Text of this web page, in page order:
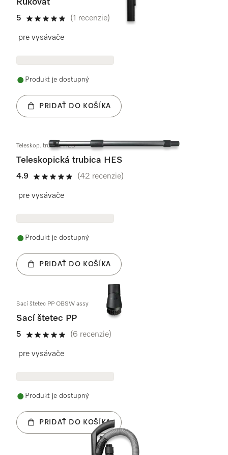
Rukoväť
5
5 / 5
(1 recenzie)
pre vysávače
Produkt je dostupný
PRIDAŤ DO KOŠÍKA
Teleskop. trubica HES
Teleskopická trubica HES
4.9
4.9 / 5
(42 recenzie)
pre vysávače
Produkt je dostupný
PRIDAŤ DO KOŠÍKA
Sací štetec PP OBSW assy
Sací štetec PP
5
5 / 5
(6 recenzie)
pre vysávače
Produkt je dostupný
PRIDAŤ DO KOŠÍKA